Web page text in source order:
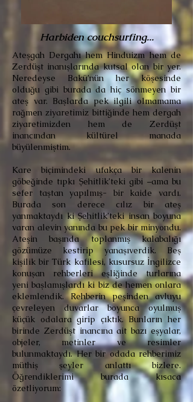
Harbiden couchsurfing...
Ateşgah Dergahı hem Hinduizm hem de
Zerdüşt inanışlarında kutsal olan bir yer.
Neredeyse Bakü’nün her köşesinde
olduğu gibi burada da hiç sönmeyen bir
ateş var. Başlarda pek ilgili olmamama
rağmen ziyaretimiz bittiğinde hem dergah
ziyaretimizden hem de Zerdüşt
inancından kültürel manada
büyülenmiştim.
Kare biçimindeki ufakça bir kalenin
göbeğinde tıpkı Şehitlik’teki gibi –ama bu
sefer taştan yapılmış- bir kaide vardı.
Burada son derece cılız bir ateş
yanmaktaydı ki Şehitlik’teki insan boyuna
varan alevin yanında bu pek bir minyondu.
Ateşin başında toplanmış kalabalığı
gözümüze kestirip yanaşıverdik. Beş
kişilik bir Türk kafilesi, kusursuz İngilizce
konuşan rehberleri eşliğinde turlarına
yeni başlamışlardı ki biz de hemen onlara
eklemlendik. Rehberin peşinden avluyu
çevreleyen duvarlar boyunca oyulmuş
küçük odalara girip çıktık. Bunların her
birinde Zerdüşt inancına ait bazı eşyalar,
objeler, metinler ve resimler
bulunmaktaydı. Her bir odada rehberimiz
müthiş şeyler anlattı bizlere.
Öğrendiklerimi burada kısaca
özetliyorum: